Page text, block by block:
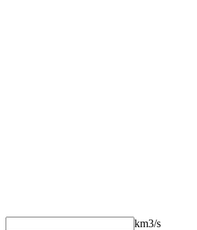
km3/s